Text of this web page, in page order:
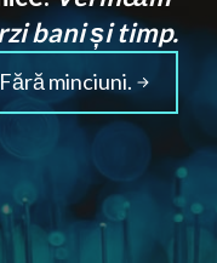
bani și timp.
minciuni.